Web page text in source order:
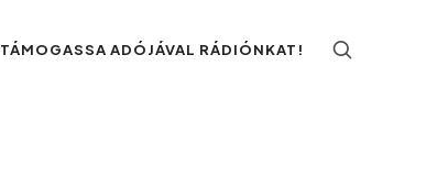
TÁMOGASSA ADÓJÁVAL RÁDIÓNKAT!